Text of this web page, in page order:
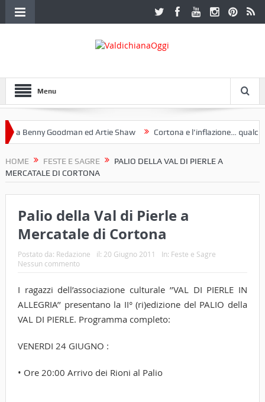
Menu
Benny Goodman ed Artie Shaw Cortona e l’inflazione… qualche
HOME FESTE E SAGRE
PALIO DELLA VAL DI PIERLE A
MERCATALE DI CORTONA
Palio della Val di Pierle a
Mercatale di Cortona
Postato da: Redazione il: 20 Giugno 2011 In: Feste e Sagre
Nessun commento
I ragazzi dell’associazione culturale ’’VAL DI PIERLE IN
ALLEGRIA’’ presentano la II° (ri)edizione del PALIO della
VAL DI PIERLE. Programma completo:
VENERDI 24 GIUGNO :
• Ore 20:00 Arrivo dei Rioni al Palio